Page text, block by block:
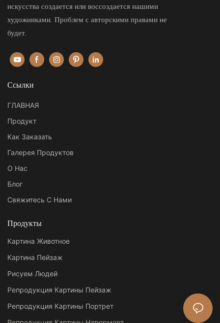
искусства создается или воссоздается нашими
художниками. Проблем с авторскими правами не
будет.
Ссылки
ГЛАВНАЯ
Продукт
Как Заказать
Галерея Продуктов
О Нас
Блог
Свяжитесь С Нами
Продукты
Картина Животное
Картина Пейзаж
Рисуем Людей
Репродукция Картины Пейзаж
Репродукция Картины Портрет